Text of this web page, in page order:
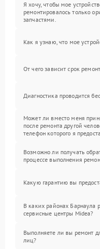
Я хочу, чтобы мое
ремонтировалось только
запчастями.
Как я узнаю, что мое
От чего зависит срок
Диагностика проводится
Может ли вместо меня
после ремонта другой
телефон которого я
Возможно ли получать
процессе выполнения
Какую гарантию вы
В каких районах Барнаула
сервисные центры Midea?
Выполняете ли вы ремонт
лиц?